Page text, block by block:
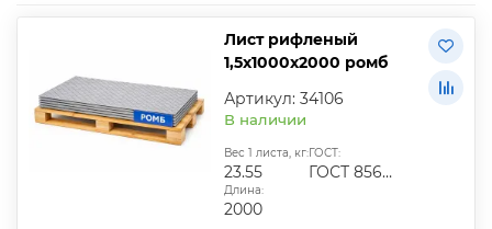
Лист рифленый
1,5х1000х2000 ромб
Артикул: 34106
В наличии
Вес 1 листа, кг:
23.55
ГОСТ:
ГОСТ 8568-77
Длина:
2000